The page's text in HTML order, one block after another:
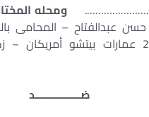
ومحله
عبدالفتاح – المحامى
مكتبهم 26 عمارات بيتشو
ضــــــــــــــــد